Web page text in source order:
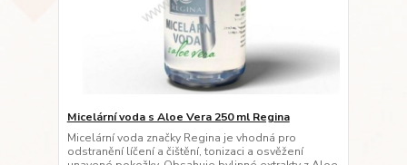
Micelární voda s Aloe Vera 250 ml Regina
Micelární voda značky Regina je vhodná pro
odstranění líčení a čištění, tonizaci a osvěžení